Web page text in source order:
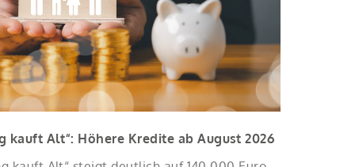
kauft Alt“: Höhere Kredite ab August 2026